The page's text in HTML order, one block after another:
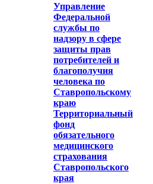
Управление
Федеральной
службы по
надзору в сфере
защиты прав
потребителей и
благополучия
человека по
Ставропольскому
краю
Территориальный
фонд
обязательного
медицинского
страхования
Ставропольского
края